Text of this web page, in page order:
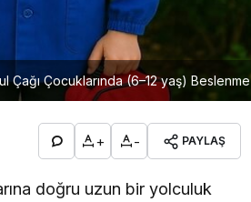
Çağı Çocuklarında (6–12 yaş) Beslenme
+ - PAYLAŞ
doğru uzun bir yolculuk